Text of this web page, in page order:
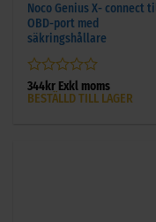
Noco Genius X- connect
OBD-port med
säkringshållare
Betygsatt
0
344kr Exkl moms
BESTÄLLD TILL LAGER